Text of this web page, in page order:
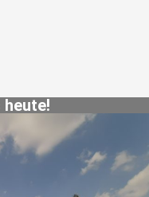
heute!